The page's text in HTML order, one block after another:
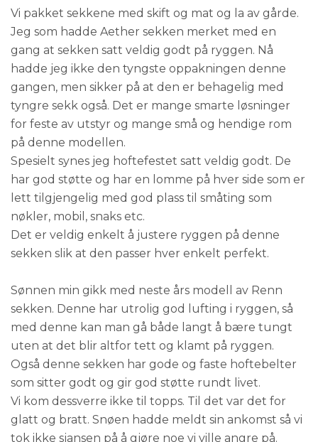
Vi pakket sekkene med skift og mat og la av gårde.
Jeg som hadde Aether sekken merket med en
gang at sekken satt veldig godt på ryggen. Nå
hadde jeg ikke den tyngste oppakningen denne
gangen, men sikker på at den er behagelig med
tyngre sekk også. Det er mange smarte løsninger
for feste av utstyr og mange små og hendige rom
på denne modellen.
Spesielt synes jeg hoftefestet satt veldig godt. De
har god støtte og har en lomme på hver side som er
lett tilgjengelig med god plass til småting som
nøkler, mobil, snaks etc.
Det er veldig enkelt å justere ryggen på denne
sekken slik at den passer hver enkelt perfekt.
Sønnen min gikk med neste års modell av Renn
sekken. Denne har utrolig god lufting i ryggen, så
med denne kan man gå både langt å bære tungt
uten at det blir altfor tett og klamt på ryggen.
Også denne sekken har gode og faste hoftebelter
som sitter godt og gir god støtte rundt livet.
Vi kom dessverre ikke til topps. Til det var det for
glatt og bratt. Snøen hadde meldt sin ankomst så vi
tok ikke sjansen på å gjøre noe vi ville angre på.